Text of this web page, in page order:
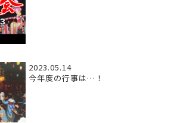
2023.05.14
今年度の行事は…！